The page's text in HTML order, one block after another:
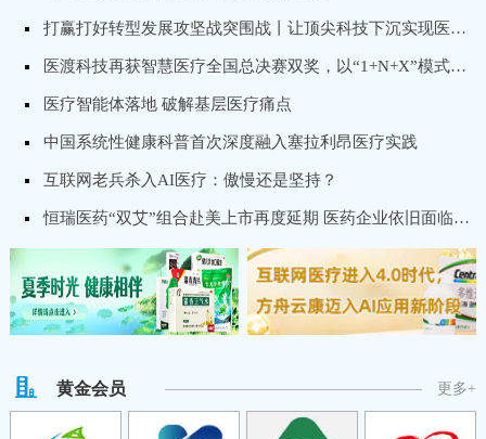
打赢打好转型发展攻坚战突围战丨让顶尖科技下沉实现医疗普惠，卓昕医疗推进骨科手术机器人国产化进程
医渡科技再获智慧医疗全国总决赛双奖，以“1+N+X”模式打造专科医院数字化转型标杆
医疗智能体落地 破解基层医疗痛点
中国系统性健康科普首次深度融入塞拉利昂医疗实践
互联网老兵杀入AI医疗：傲慢还是坚持？
恒瑞医药“双艾”组合赴美上市再度延期 医药企业依旧面临出海“获批”难题
黄金会员 更多+